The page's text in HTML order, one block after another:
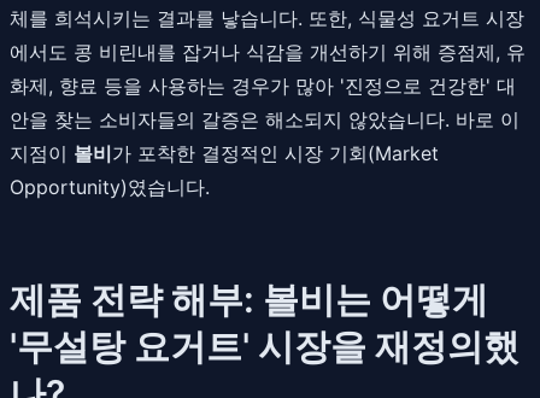
체를 희석시키는 결과를 낳습니다. 또한, 식물성 요거트 시장
에서도 콩 비린내를 잡거나 식감을 개선하기 위해 증점제, 유
화제, 향료 등을 사용하는 경우가 많아 '진정으로 건강한' 대
안을 찾는 소비자들의 갈증은 해소되지 않았습니다. 바로 이
지점이 볼비가 포착한 결정적인 시장 기회(Market
Opportunity)였습니다.
제품 전략 해부: 볼비는 어떻게
'무설탕 요거트' 시장을 재정의했